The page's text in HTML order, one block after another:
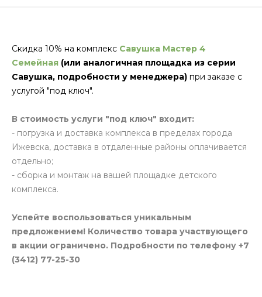
Скидка 10% на комплекс Савушка Мастер 4
Семейная (или аналогичная площадка из серии
Савушка, подробности у менеджера) при заказе с
услугой "под ключ".
В стоимость услуги "под ключ" входит:
- погрузка и доставка комплекса в пределах города
Ижевска, доставка в отдаленные районы оплачивается
отдельно;
- сборка и монтаж на вашей площадке детского
комплекса.
Успейте воспользоваться уникальным
предложением! Количество товара участвующего
в акции ограничено. Подробности по телефону +7
(3412) 77-25-30